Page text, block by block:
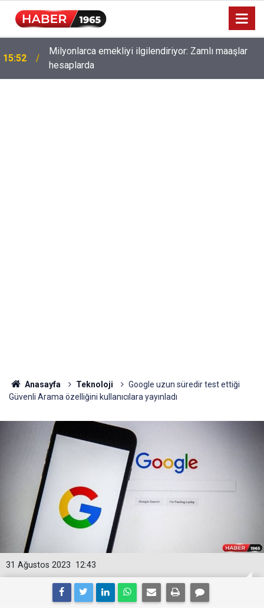
15:52
Milyonlarca emekliyi ilgilendiriyor: Zamlı maaşlar
hesaplarda
Anasayfa Teknoloji
Google uzun süredir test ettiği
Güvenli Arama özelliğini kullanıcılara yayınladı
12:43
31 Ağustos 2023